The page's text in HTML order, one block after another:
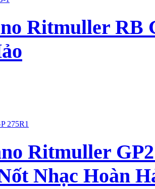
Ritmuller RB
Ritmuller
Nhạc Hoàn